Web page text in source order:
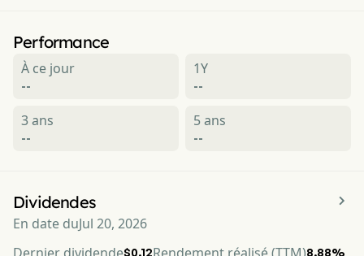
Performance
À ce jour
--
1Y
--
3 ans
--
5 ans
--
Dividendes
En date duJul 20, 2026

$0.12 8.88%